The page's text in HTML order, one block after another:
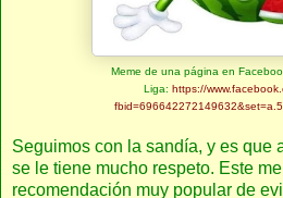
Meme de una página en
Liga: https://
Seguimos con la sandía, y es que
se le tiene mucho respeto. Este
recomendación muy popular de